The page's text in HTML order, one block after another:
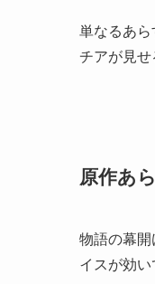
単なるあ
チアが見せ
原作あ
物語の幕
イスが効い